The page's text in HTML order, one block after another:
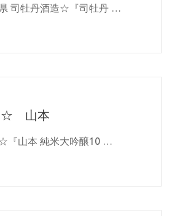
県 司牡丹酒造☆『司牡丹 …
☆ 山本
『山本 純米大吟醸10 …